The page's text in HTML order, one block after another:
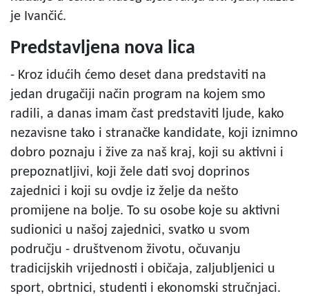
je Ivančić.
Predstavljena nova lica
- Kroz idućih ćemo deset dana predstaviti na
jedan drugačiji način program na kojem smo
radili, a danas imam čast predstaviti ljude, kako
nezavisne tako i stranačke kandidate, koji iznimno
dobro poznaju i žive za naš kraj, koji su aktivni i
prepoznatljivi, koji žele dati svoj doprinos
zajednici i koji su ovdje iz želje da nešto
promijene na bolje. To su osobe koje su aktivni
sudionici u našoj zajednici, svatko u svom
području - društvenom životu, očuvanju
tradicijskih vrijednosti i običaja, zaljubljenici u
sport, obrtnici, studenti i ekonomski stručnjaci.